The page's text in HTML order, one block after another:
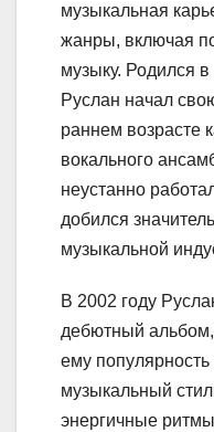
музыкальная
жанры, включая
музыку. Родился
Руслан начал
раннем возрасте
вокального
неустанно
добился
музыкальной
В 2002 году
дебютный
ему популярность
музыкальный
энергичные